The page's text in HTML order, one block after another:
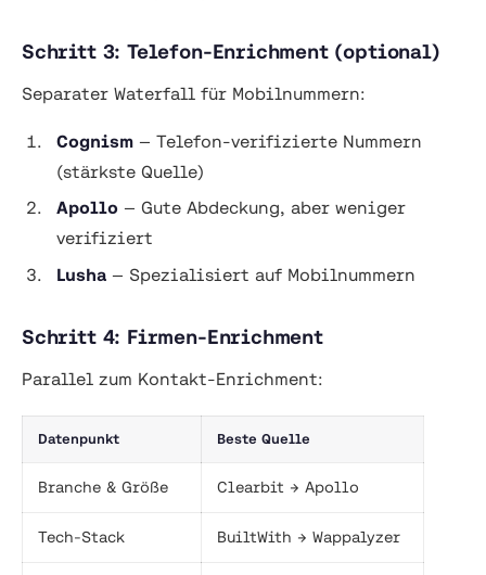
Schritt 3: Telefon-Enrichment (optional)
Separater Waterfall für Mobilnummern:
Cognism — Telefon-verifizierte Nummern
(stärkste Quelle)
Apollo — Gute Abdeckung, aber weniger
verifiziert
Lusha — Spezialisiert auf Mobilnummern
Schritt 4: Firmen-Enrichment
Parallel zum Kontakt-Enrichment:
Datenpunkt Beste Quelle
Branche & Größe Clearbit → Apollo
Tech-Stack BuiltWith → Wappalyzer